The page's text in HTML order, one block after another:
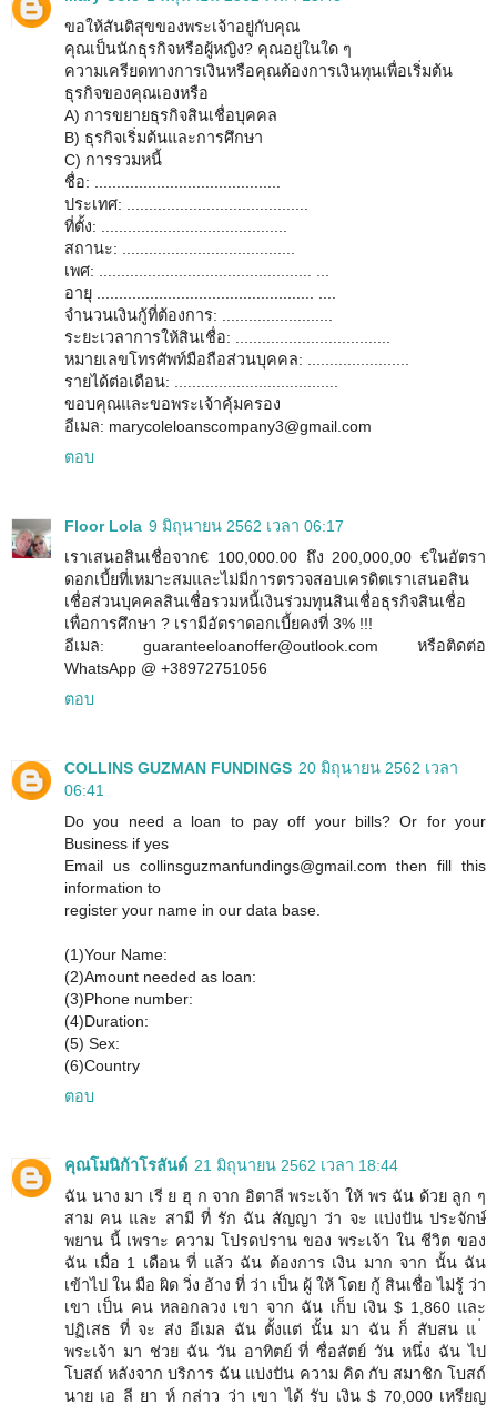
ขอให้สันติสุขของพระเจ้าอยู่กับคุณ
คุณเป็นนักธุรกิจหรือผู้หญิง? คุณอยู่ในใด ๆ
ความเครียดทางการเงินหรือคุณต้องการเงินทุนเพื่อเริ่มต้น
ธุรกิจของคุณเองหรือ
A) การขยายธุรกิจสินเชื่อบุคคล
B) ธุรกิจเริ่มต้นและการศึกษา
C) การรวมหนี้
ชื่อ: ..........................................
ประเทศ: .........................................
ที่ตั้ง: ..........................................
สถานะ: .......................................
เพศ: ................................................ ...
อายุ ................................................. ....
จำนวนเงินกู้ที่ต้องการ: .........................
ระยะเวลาการให้สินเชื่อ: ...................................
หมายเลขโทรศัพท์มือถือส่วนบุคคล: .......................
รายได้ต่อเดือน: .....................................
ขอบคุณและขอพระเจ้าคุ้มครอง
อีเมล: marycoleloanscompany3@gmail.com
ตอบ
Floor Lola 9 มิถุนายน 2562 เวลา 06:17
เราเสนอสินเชื่อจาก€ 100,000.00 ถึง 200,000,00 €ในอัตรา
ดอกเบี้ยที่เหมาะสมและไม่มีการตรวจสอบเครดิตเราเสนอสิน
เชื่อส่วนบุคคลสินเชื่อรวมหนี้เงินร่วมทุนสินเชื่อธุรกิจสินเชื่อ
เพื่อการศึกษา ? เรามีอัตราดอกเบี้ยคงที่ 3% !!!
อีเมล: guaranteeloanoffer@outlook.com หรือติดต่อ
WhatsApp @ +38972751056
ตอบ
COLLINS GUZMAN FUNDINGS 20 มิถุนายน 2562 เวลา
06:41
Do you need a loan to pay off your bills? Or for your
Business if yes
Email us collinsguzmanfundings@gmail.com then fill this
information to
register your name in our data base.
(1)Your Name:
(2)Amount needed as loan:
(3)Phone number:
(4)Duration:
(5) Sex:
(6)Country
ตอบ
คุณโมนิก้าโรลันด์ 21 มิถุนายน 2562 เวลา 18:44
ฉัน นาง มา เรี ย ฮุ ก จาก อิตาลี พระเจ้า ให้ พร ฉัน ด้วย ลูก ๆ
สาม คน และ สามี ที่ รัก ฉัน สัญญา ว่า จะ แบ่งปัน ประจักษ์
พยาน นี้ เพราะ ความ โปรดปราน ของ พระเจ้า ใน ชีวิต ของ
ฉัน เมื่อ 1 เดือน ที่ แล้ว ฉัน ต้องการ เงิน มาก จาก นั้น ฉัน
เข้าไป ใน มือ ผิด วิ่ง อ้าง ที่ ว่า เป็น ผู้ ให้ โดย กู้ สินเชื่อ ไม่รู้ ว่า
เขา เป็น คน หลอกลวง เขา จาก ฉัน เก็บ เงิน $ 1,860 และ
ปฏิเสธ ที่ จะ ส่ง อีเมล ฉัน ตั้งแต่ นั้น มา ฉัน ก็ สับสน แ ่
พระเจ้า มา ช่วย ฉัน วัน อาทิตย์ ที่ ซื่อสัตย์ วัน หนึ่ง ฉัน ไป
โบสถ์ หลังจาก บริการ ฉัน แบ่งปัน ความ คิด กับ สมาชิก โบสถ์
นาย เอ ลี ยา ห์ กล่าว ว่า เขา ได้ รับ เงิน $ 70,000 เหรียญ